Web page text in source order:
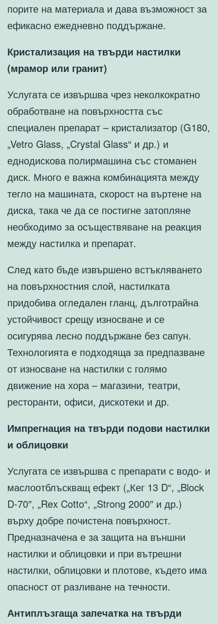
порите на материала и дава възможност за
ефикасно ежедневно поддържане.
Кристализация на твърди настилки
(мрамор или гранит)
Услугата се извършва чрез неколкократно
обработване на повърхността със
специален препарат – кристализатор (G180,
„Vetro Glass, „Crystal Glass“ и др.) и
еднодискова полирмашина със стоманен
диск. Много е важна комбинацията между
тегло на машината, скорост на въртене на
диска, така че да се постигне затопляне
необходимо за осъществяване на реакция
между настилка и препарат.
След като бъде извършено встъкляването
на повърхностния слой, настилката
придобива огледален гланц, дълготрайна
устойчивост срещу износване и се
осигурява лесно поддържане без сапун.
Технологията е подходяща за предпазване
от износване на настилки с голямо
движение на хора – магазини, театри,
ресторанти, офиси, дискотеки и др.
Импрегнация на твърди подови настилки
и облицовки
Услугата се извършва с препарати с водо- и
маслоотблъскващ ефект („Кег 13 D“, „Block
D-70″, „Rex Cotto“, „Strong 2000″ и др.)
върху добре почистена повърхност.
Предназначена е за защита на външни
настилки и облицовки и при вътрешни
настилки, облицовки и плотове, където има
опасност от разливане на течности.
Антиплъзгаща запечатка на твърди